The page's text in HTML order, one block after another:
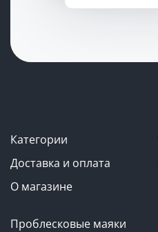
Категории
Доставка и оплата
О магазине
Проблесковые маяки